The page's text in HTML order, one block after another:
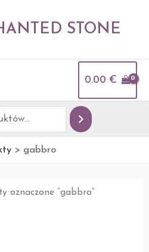
STONE
0.00 €
gabbro
oznaczone “gabbro”